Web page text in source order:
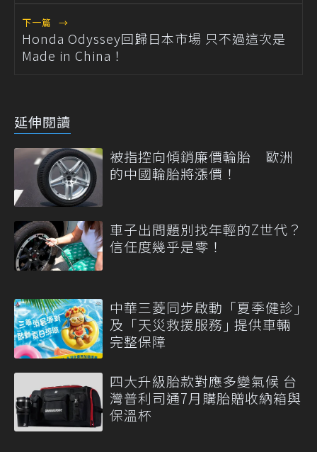
下一篇 →
Honda Odyssey回歸日本市場 只不過這次是
Made in China！
延伸閱讀
被指控向傾銷廉價輪胎 歐洲
的中國輪胎將漲價！
車子出問題別找年輕的Z世代？
信任度幾乎是零！
中華三菱同步啟動「夏季健診｣
及「天災救援服務｣ 提供車輛
完整保障
四大升級胎款對應多變氣候 台
灣普利司通7月購胎贈收納箱與
保溫杯